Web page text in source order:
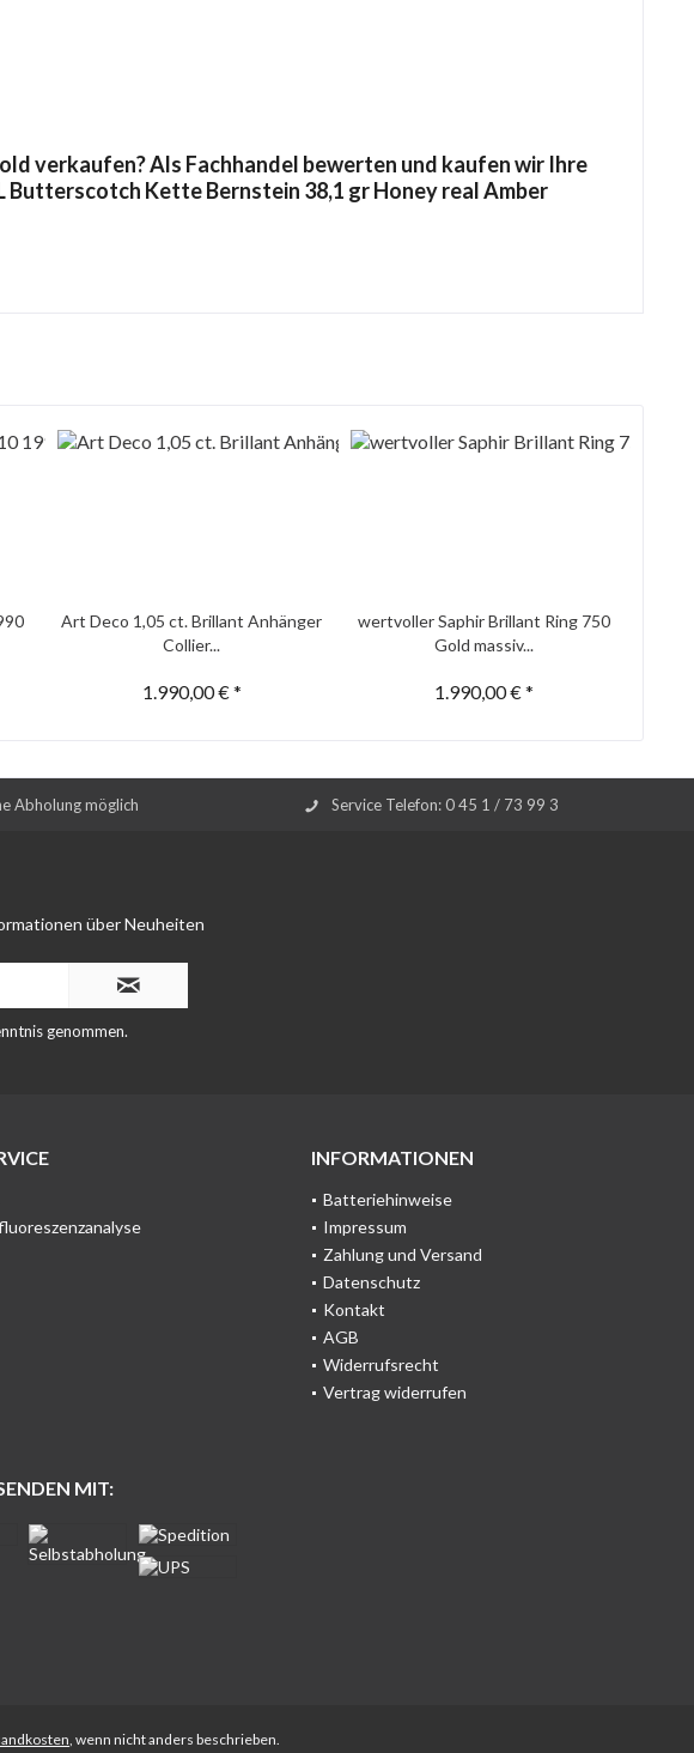
verkaufen? Als Fachhandel bewerten und kaufen wir Ihre
Butterscotch Kette Bernstein 38,1 gr Honey real Amber
Art Deco 1,05 ct. Brillant Anhänger
Collier...
1.990,00 € *
wertvoller Saphir Brillant Ring 750
Gold massiv...
1.990,00 € *
Abholung möglich Service Telefon: 0 45 1 / 73 99 3
über Neuheiten
genommen.
INFORMATIONEN
Batteriehinweise
Impressum
Zahlung und Versand
Datenschutz
Kontakt
AGB
Widerrufsrecht
Vertrag widerrufen
MIT:
, wenn nicht anders beschrieben.